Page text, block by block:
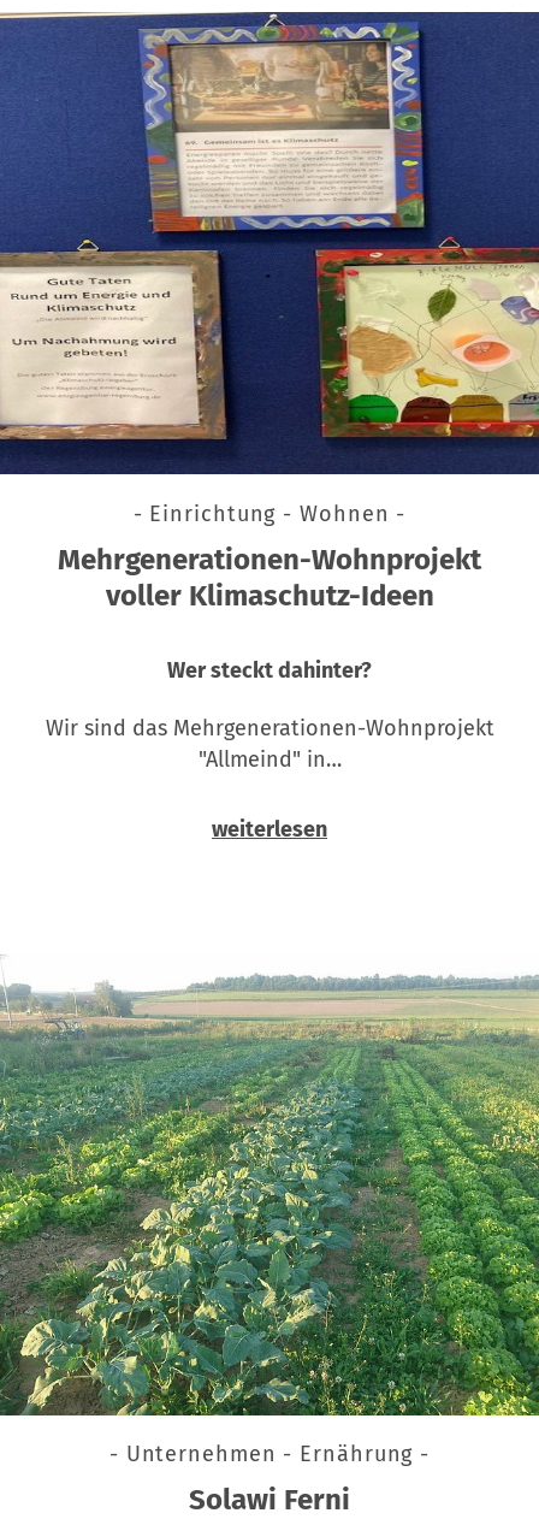
- Einrichtung - Wohnen -
Mehrgenerationen-Wohnprojekt
voller Klimaschutz-Ideen
Wer steckt dahinter?
Wir sind das Mehrgenerationen-Wohnprojekt
"Allmeind" in…
weiterlesen
- Unternehmen - Ernährung -
Solawi Ferni